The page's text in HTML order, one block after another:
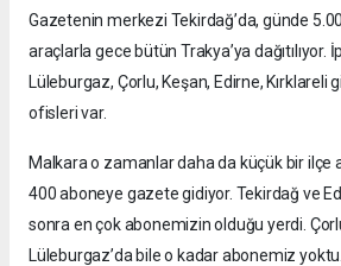
Gazetenin merkezi Tekirdağ’da, günde
araçlarla gece bütün Trakya’ya dağıtılıyor.
Lüleburgaz, Çorlu, Keşan, Edirne, Kırklareli
ofisleri var.
Malkara o zamanlar daha da küçük bir ilçe
400 aboneye gazete gidiyor. Tekirdağ ve
sonra en çok abonemizin olduğu yerdi.
Lüleburgaz’da bile o kadar abonemiz yoktu.